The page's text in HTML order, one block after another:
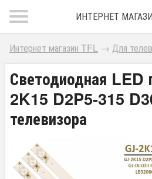
ИНТЕРНЕТ
Интернет магазин TFL → Для
Светодиодная LED
2K15 D2P5-315
телевизора